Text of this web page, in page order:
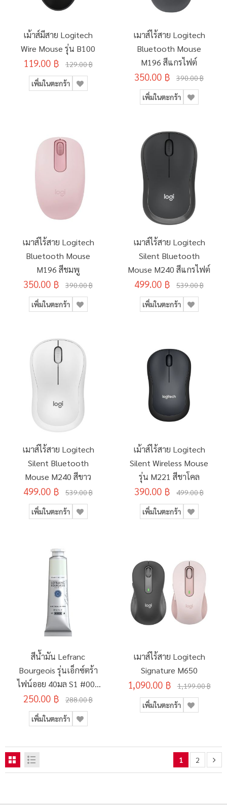
เม้าส์มีสาย Logitech
Wire Mouse รุ่น B100
119.00 ฿ 129.00 ฿
เพิ่มในตะกร้า
เมาส์ไร้สาย Logitech
Bluetooth Mouse
M196 สีแกรไฟต์
350.00 ฿ 390.00 ฿
เพิ่มในตะกร้า
เมาส์ไร้สาย Logitech
Bluetooth Mouse
M196 สีชมพู
350.00 ฿ 390.00 ฿
เพิ่มในตะกร้า
เมาส์ไร้สาย Logitech
Silent Bluetooth
Mouse M240 สีแกรไฟต์
499.00 ฿ 539.00 ฿
เพิ่มในตะกร้า
เมาส์ไร้สาย Logitech
Silent Bluetooth
Mouse M240 สีขาว
499.00 ฿ 539.00 ฿
เพิ่มในตะกร้า
เม้าส์ไร้สาย Logitech
Silent Wireless Mouse
รุ่น M221 สีชาโคล
390.00 ฿ 499.00 ฿
เพิ่มในตะกร้า
สีน้ำมัน Lefranc
Bourgeois รุ่นเอ็กซ์ตร้า
ไฟน์ออย 40มล S1 #009
ZINC WHITE
250.00 ฿ 288.00 ฿
เพิ่มในตะกร้า
เมาส์ไร้สาย Logitech
Signature M650
1,090.00 ฿ 1,199.00 ฿
เพิ่มในตะกร้า
1 2